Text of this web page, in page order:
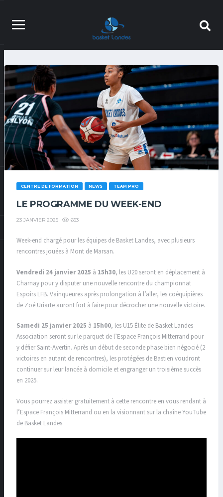
CENTRE DE FORMATION NEWS TEAM PRO
LE PROGRAMME DU WEEK-END
23 JANVIER 2025 653
Week-end chargé pour les équipes de Basket Landes, avec plusieurs
rencontres jouées à Mont de Marsan.
Vendredi 24 janvier 2025 à 15h30, les U20 seront en déplacement à
Charnay pour y disputer une nouvelle rencontre du championnat
Espoirs LFB. Vainqueures après prolongation à l’aller, les coéquipières
de Zoé Uriarte auront fort à faire pour décrocher une nouvelle victoire.
Samedi 25 janvier 2025 à 15h00, les U15 Élite de Basket Landes
Association seront sur le parquet de l’Espace François Mitterrand pour
y défier Saint-Avertin. Après un début de seconde phase bien négocié (2
victoires en autant de rencontres), les protégées de Bastien voudront
continuer sur leur lancée à domicile et engranger un troisième succès
en 2025.
Vous pourrez assister gratuitement à cette rencontre en vous rendant à
l’Espace François Mitterrand ou en la visionnant sur la chaîne YouTube
de Basket Landes.